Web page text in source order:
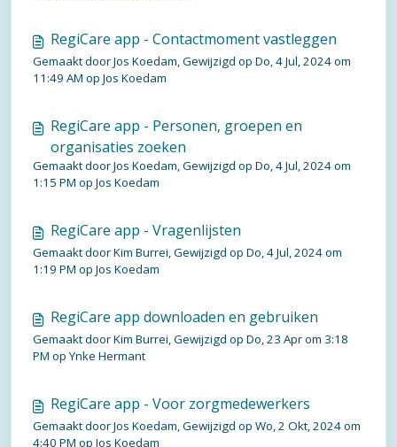
RegiCare app - Contactmoment vastleggen
Gemaakt door Jos Koedam, Gewijzigd op Do, 4 Jul, 2024 om
11:49 AM op Jos Koedam
RegiCare app - Personen, groepen en
organisaties zoeken
Gemaakt door Jos Koedam, Gewijzigd op Do, 4 Jul, 2024 om
1:15 PM op Jos Koedam
RegiCare app - Vragenlijsten
Gemaakt door Kim Burrei, Gewijzigd op Do, 4 Jul, 2024 om
1:19 PM op Jos Koedam
RegiCare app downloaden en gebruiken
Gemaakt door Kim Burrei, Gewijzigd op Do, 23 Apr om 3:18
PM op Ynke Hermant
RegiCare app - Voor zorgmedewerkers
Gemaakt door Jos Koedam, Gewijzigd op Wo, 2 Okt, 2024 om
4:40 PM op Jos Koedam